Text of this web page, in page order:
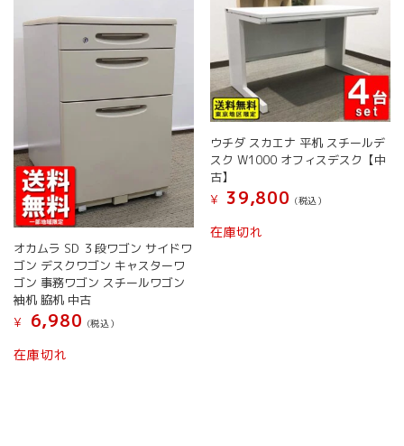
オカムラ SD ３段ワゴン サイドワ
ゴン デスクワゴン キャスターワ
ゴン 事務ワゴン スチールワゴン
袖机 脇机 中古
¥
6,980 (税込）
在庫切れ
ウチダ スカエナ 平机 スチールデ
スク W1000 オフィスデスク【中
古】
¥
39,800 (税込）
在庫切れ